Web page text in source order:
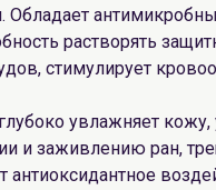
растворять
стимулирует
увлажняет
и заживлению ран,